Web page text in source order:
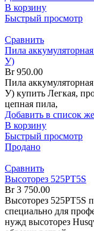
В корзину
Быстрый просмотр
Сравнить
Пила
У)
Br950.00
Пила
У) купить Легкая,
цепная пила,
Добавить в список
В корзину
Быстрый просмотр
Продано
Сравнить
Высоторез 525PT5S
Br3 750.00
Высоторез 525PT5S
специально для
нужд высоторез